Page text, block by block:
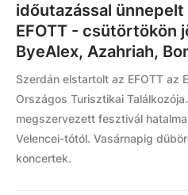
időutazással ünnepelt
EFOTT - csütörtökön
ByeAlex, Azahriah,
Szerdán elstartolt az EFOTT az
Országos Turisztikai
megszervezett fesztivál
Velencei-tótól. Vasárnapig
koncertek.